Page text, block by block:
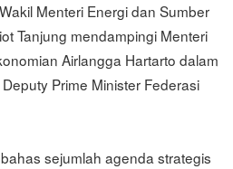
Menteri Energi dan Sumber
Tanjung mendampingi Menteri
Airlangga Hartarto dalam
Prime Minister Federasi
sejumlah agenda strategis